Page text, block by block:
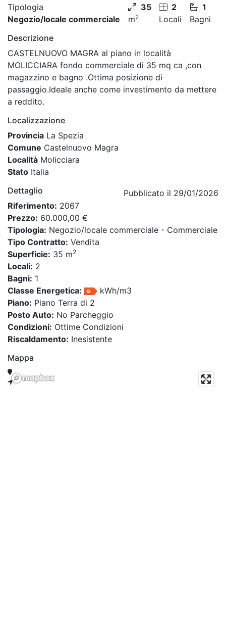
Tipologia
Negozio/locale commerciale
35
m2
2
Locali
1
Bagni
Descrizione
CASTELNUOVO MAGRA al piano in località
MOLICCIARA fondo commerciale di 35 mq ca ,con
magazzino e bagno .Ottima posizione di
passaggio.Ideale anche come investimento da mettere
a reddito.
Localizzazione
Provincia La Spezia
Comune Castelnuovo Magra
Località Molicciara
Stato Italia
Dettaglio
Pubblicato il 29/01/2026
Riferimento: 2067
Prezzo: 60.000,00 €
Tipologia: Negozio/locale commerciale - Commerciale
Tipo Contratto: Vendita
Superficie: 35 m2
Locali: 2
Bagni: 1
Classe Energetica:
kWh/m3
Piano: Piano Terra di 2
Posto Auto: No Parcheggio
Condizioni: Ottime Condizioni
Riscaldamento: Inesistente
Mappa